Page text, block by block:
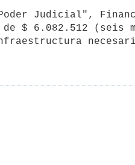
$ 6.082.512 (seis